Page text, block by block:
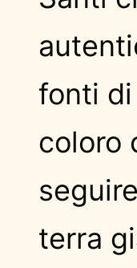
fonti
coloro
terra